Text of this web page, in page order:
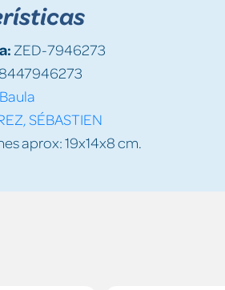
ZED-7946273
Baula
SÉBASTIEN
aprox: 19x14x8 cm.